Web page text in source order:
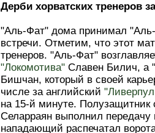
Дерби хорватских тренеров
"Аль-Фат" дома принимал
встречи. Отметим, что этот
тренеров. "Аль-Фат"
"Локомотива" Славен Билич, а
Бишчан, который в своей
числе за английский
на 15-й минуте. Полузащитник
Селарраян выполнил передачу
нападающий распечатал